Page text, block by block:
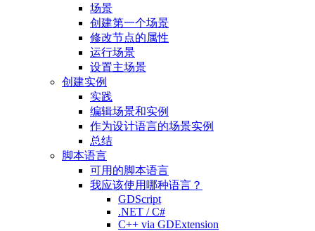
场景
创建第一个场景
修改节点的属性
运行场景
设置主场景
创建实例
实践
编辑场景和实例
作为设计语言的场景实例
总结
脚本语言
可用的脚本语言
我应该使用哪种语言？
GDScript
.NET / C#
C++ via GDExtension